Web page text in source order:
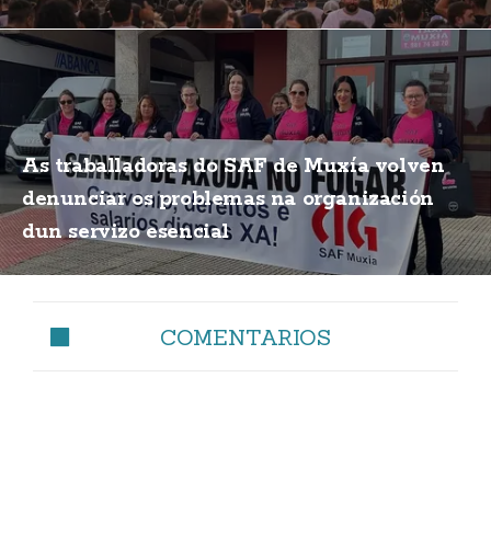
As traballadoras do SAF de Muxía volven
denunciar os problemas na organización
dun servizo esencial
COMENTARIOS